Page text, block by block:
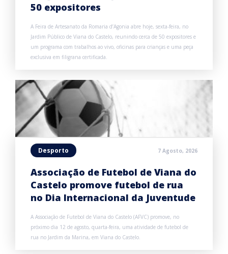
50 expositores
A Feira de Artesanato da Romaria d’Agonia abre hoje, sexta-feira, no
Jardim Público de Viana do Castelo, reunindo cerca de 50 expositores e
um programa com trabalhos ao vivo, oficinas para crianças e uma peça
exclusiva em filigrana certificada.
Desporto 7 Agosto, 2026
Associação de Futebol de Viana do
Castelo promove futebol de rua
no Dia Internacional da Juventude
A Associação de Futebol de Viana do Castelo (AFVC) promove, no
próximo dia 12 de agosto, quarta-feira, uma atividade de futebol de
rua no Jardim da Marina, em Viana do Castelo.